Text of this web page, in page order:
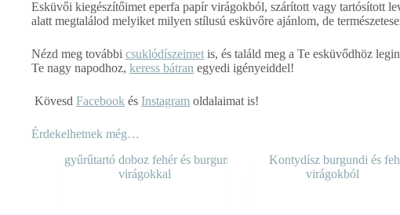
Esküvői kiegészítőimet eperfa papír virágokból, szárított vagy tartósított
alatt megtalálod melyiket milyen stílusú esküvőre ajánlom, de
Nézd meg további csuklódíszeimet is, és találd meg a Te esküvődhöz
Te nagy napodhoz, keress bátran egyedi igényeiddel!
Kövesd Facebook és Instagram oldalaimat is!
Érdekelhetnek még…